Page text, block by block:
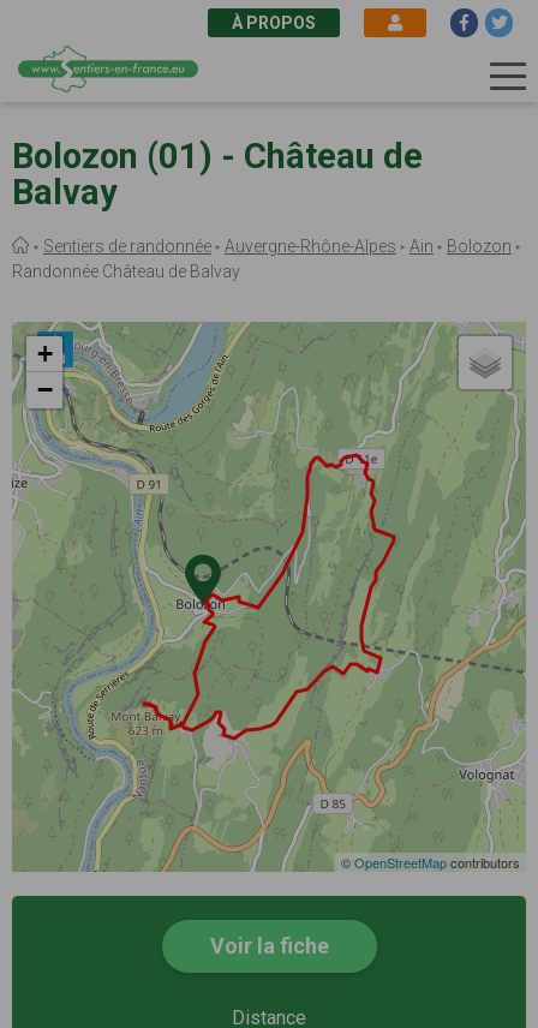
au
contenu
principal
À PROPOS
Bolozon (01) - Château de
Balvay
Fil
d'Ariane
Sentiers de randonnée Auvergne-Rhône-Alpes Ain
Bolozon
Randonnée Château de Balvay
+
−
©OpenStreetMapcontributors
Voir la fiche
Distance